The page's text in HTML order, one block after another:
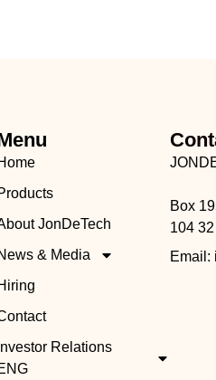
JonDeTech
& Media
Investor Relations
Box
104
Email: